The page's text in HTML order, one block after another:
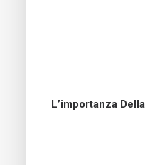
L’importanza